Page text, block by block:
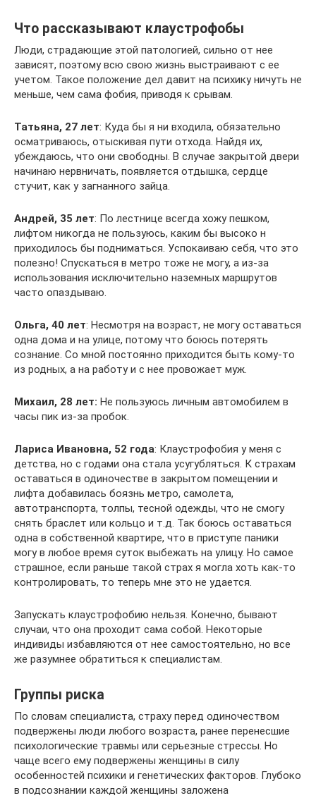
Что рассказывают клаустрофобы
Люди, страдающие этой патологией, сильно от нее
зависят, поэтому всю свою жизнь выстраивают с ее
учетом. Такое положение дел давит на психику ничуть не
меньше, чем сама фобия, приводя к срывам.
Татьяна, 27 лет: Куда бы я ни входила, обязательно
осматриваюсь, отыскивая пути отхода. Найдя их,
убеждаюсь, что они свободны. В случае закрытой двери
начинаю нервничать, появляется отдышка, сердце
стучит, как у загнанного зайца.
Андрей, 35 лет: По лестнице всегда хожу пешком,
лифтом никогда не пользуюсь, каким бы высоко н
приходилось бы подниматься. Успокаиваю себя, что это
полезно! Спускаться в метро тоже не могу, а из-за
использования исключительно наземных маршрутов
часто опаздываю.
Ольга, 40 лет: Несмотря на возраст, не могу оставаться
одна дома и на улице, потому что боюсь потерять
сознание. Со мной постоянно приходится быть кому-то
из родных, а на работу и с нее провожает муж.
Михаил, 28 лет: Не пользуюсь личным автомобилем в
часы пик из-за пробок.
Лариса Ивановна, 52 года: Клаустрофобия у меня с
детства, но с годами она стала усугубляться. К страхам
оставаться в одиночестве в закрытом помещении и
лифта добавилась боязнь метро, самолета,
автотранспорта, толпы, тесной одежды, что не смогу
снять браслет или кольцо и т.д. Так боюсь оставаться
одна в собственной квартире, что в приступе паники
могу в любое время суток выбежать на улицу. Но самое
страшное, если раньше такой страх я могла хоть как-то
контролировать, то теперь мне это не удается.
Запускать клаустрофобию нельзя. Конечно, бывают
случаи, что она проходит сама собой. Некоторые
индивиды избавляются от нее самостоятельно, но все
же разумнее обратиться к специалистам.
Группы риска
По словам специалиста, страху перед одиночеством
подвержены люди любого возраста, ранее перенесшие
психологические травмы или серьезные стрессы. Но
чаще всего ему подвержены женщины в силу
особенностей психики и генетических факторов. Глубоко
в подсознании каждой женщины заложена